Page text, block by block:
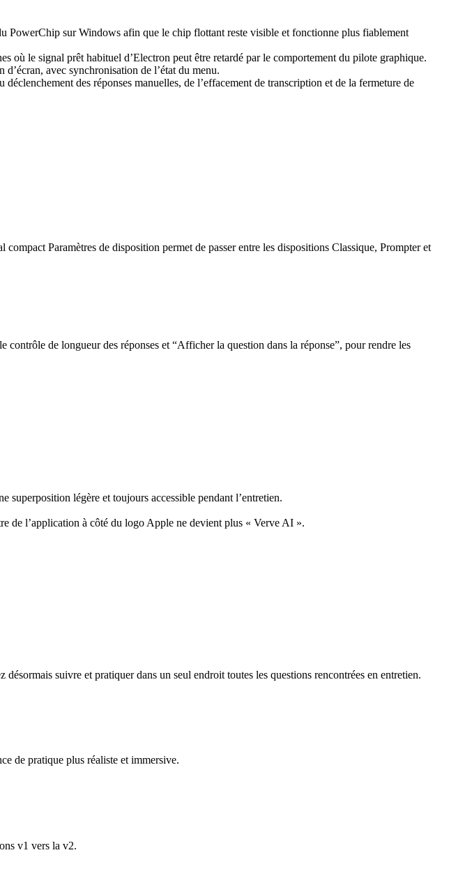
PowerChip sur Windows afin que le chip flottant reste visible et fonctionne plus fiablement
où le signal prêt habituel d’Electron peut être retardé par le comportement du pilote graphique.
avec synchronisation de l’état du menu.
des réponses manuelles, de l’effacement de transcription et de la fermeture de
Paramètres de disposition permet de passer entre les dispositions Classique, Prompter et
contrôle de longueur des réponses et “Afficher la question dans la réponse”, pour rendre les
légère et toujours accessible pendant l’entretien.
de l’application à côté du logo Apple ne devient plus « Verve AI ».
suivre et pratiquer dans un seul endroit toutes les questions rencontrées en entretien.
de pratique plus réaliste et immersive.
v1 vers la v2.